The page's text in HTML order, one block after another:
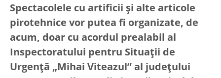
Spectacolele cu artificii și alte articole
pirotehnice vor putea fi organizate, de
acum, doar cu acordul prealabil al
Inspectoratului pentru Situații de
Urgență „Mihai Viteazul” al județului